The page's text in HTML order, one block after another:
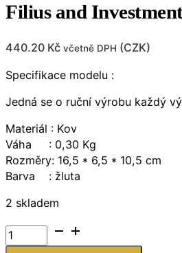
Filius and
440.20 Kč včetně DPH (CZK)
Specifikace modelu :
Jedná se o ruční výrobu každý
Materiál : Kov
Váha : 0,30 Kg
Rozměry: 16,5 * 6,5 * 10,5 cm
Barva : žluta
2 skladem
Filius
and